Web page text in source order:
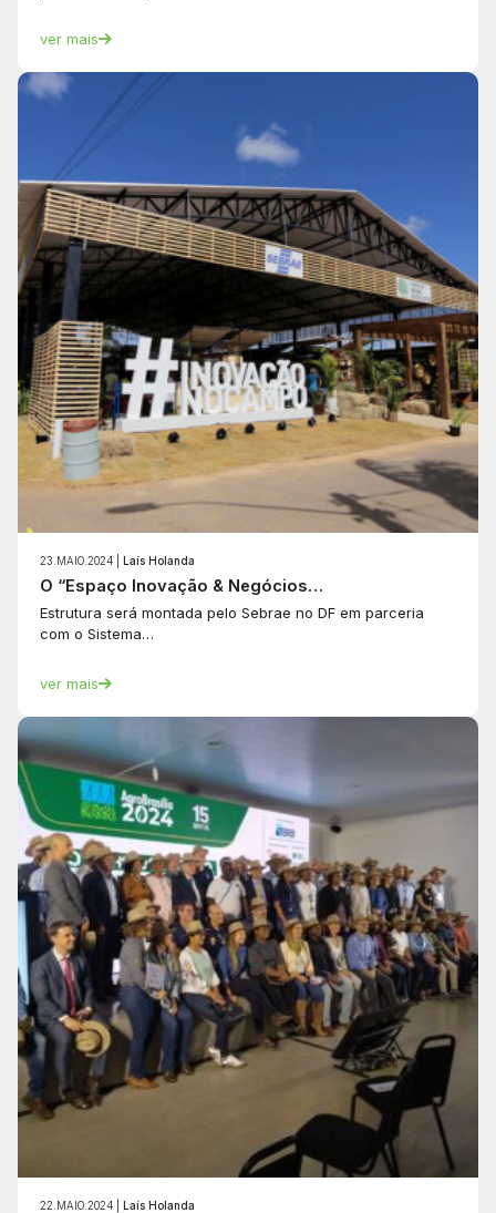
ver mais
23.MAIO.2024 | Laís Holanda
O “Espaço Inovação & Negócios…
Estrutura será montada pelo Sebrae no DF em parceria
com o Sistema…
ver mais
22.MAIO.2024 | Laís Holanda